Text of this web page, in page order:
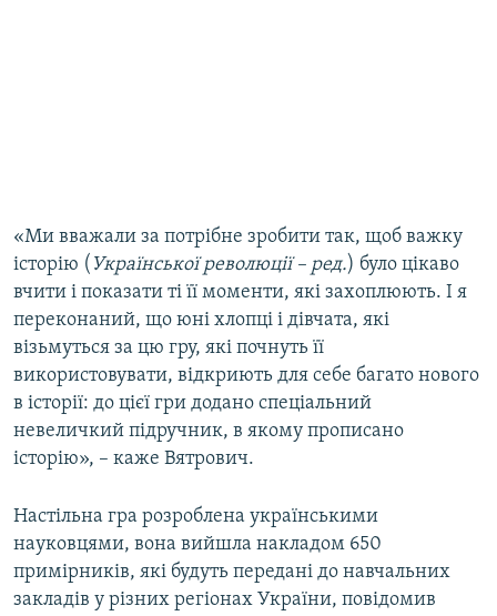
«Ми вважали за потрібне зробити так, щоб важку
історію ( Української революції – ред.) було цікаво
вчити і показати ті її моменти, які захоплюють. І я
переконаний, що юні хлопці і дівчата, які
візьмуться за цю гру, які почнуть її
використовувати, відкриють для себе багато нового
в історії: до цієї гри додано спеціальний
невеличкий підручник, в якому прописано
історію», – каже Вятрович.
Настільна гра розроблена українськими
науковцями, вона вийшла накладом 650
примірників, які будуть передані до навчальних
закладів у різних регіонах України, повідомив